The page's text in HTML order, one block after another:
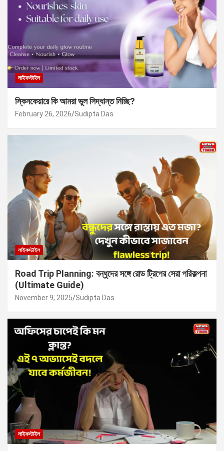
লাইফস্টাইল
স্কিনকেয়ারে কি আমরা ভুল সিদ্ধান্ত নিচ্ছি?
February 26, 2026 Sudipta Das
লাইফস্টাইল
Road Trip Planning: বন্ধুদের সঙ্গে রোড ট্রিপের সেরা পরিকল্পনা
(Ultimate Guide)
November 9, 2025 Sudipta Das
লাইফস্টাইল